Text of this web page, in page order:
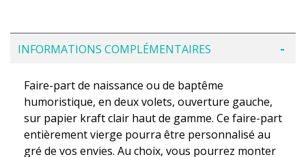
INFORMATIONS COMPLÉMENTAIRES
Faire-part de naissance ou de baptême
humoristique, en deux volets, ouverture gauche,
sur papier kraft clair haut de gamme. Ce faire-part
entièrement vierge pourra être personnalisé au
gré de vos envies. Au choix, vous pourrez monter